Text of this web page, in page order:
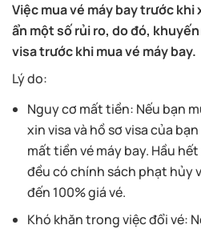
Việc mua vé máy bay trước khi
ẩn một số rủi ro, do đó,
visa trước khi mua vé máy bay.
Lý do:
Nguy cơ mất tiền: Nếu bạn
xin visa và hồ sơ visa của
mất tiền vé máy bay. Hầu
đều có chính sách phạt hủy
đến 100% giá vé.
Khó khăn trong việc đổi vé: